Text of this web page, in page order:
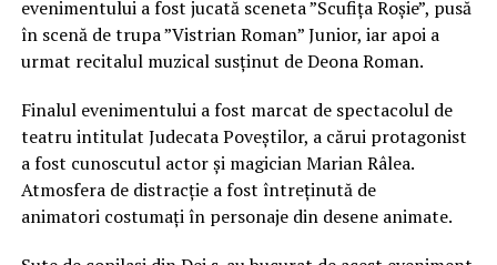
evenimentului a fost jucată sceneta ”Scufița Roșie”, pusă
în scenă de trupa ”Vistrian Roman” Junior, iar apoi a
urmat recitalul muzical susținut de Deona Roman.
Finalul evenimentului a fost marcat de spectacolul de
teatru intitulat Judecata Poveștilor, a cărui protagonist
a fost cunoscutul actor și magician Marian Râlea.
Atmosfera de distracție a fost întreținută de
animatori costumați în personaje din desene animate.